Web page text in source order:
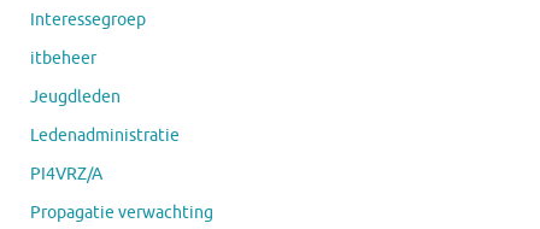
Interessegroep
itbeheer
Jeugdleden
Ledenadministratie
PI4VRZ/A
Propagatie verwachting